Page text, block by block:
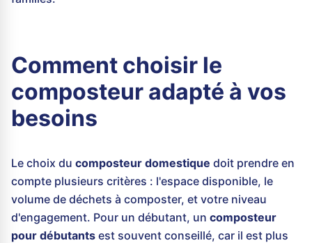
Comment choisir le
composteur adapté à vos
besoins
Le choix du composteur domestique doit prendre en
compte plusieurs critères : l'espace disponible, le
volume de déchets à composter, et votre niveau
d'engagement. Pour un débutant, un composteur
pour débutants est souvent conseillé, car il est plus